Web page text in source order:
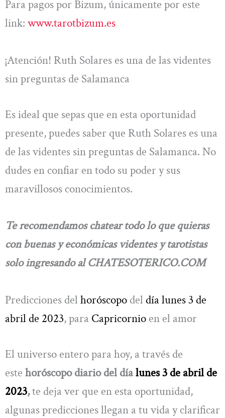
Para pagos por Bizum, únicamente por este
link: www.tarotbizum.es
¡Atención! Ruth Solares es una de las videntes
sin preguntas de Salamanca
Es ideal que sepas que en esta oportunidad
presente, puedes saber que Ruth Solares es una
de las videntes sin preguntas de Salamanca. No
dudes en confiar en todo su poder y sus
maravillosos conocimientos.
Te recomendamos chatear todo lo que quieras
con buenas y económicas videntes y tarotistas
solo ingresando al CHATESOTERICO.COM
Predicciones del horóscopo del día lunes 3 de
abril de 2023, para Capricornio en el amor
El universo entero para hoy, a través de
este horóscopo diario del díalunes 3 de abril de
2023,te deja ver que en esta oportunidad,
algunas predicciones llegan a tu vida y clarificar